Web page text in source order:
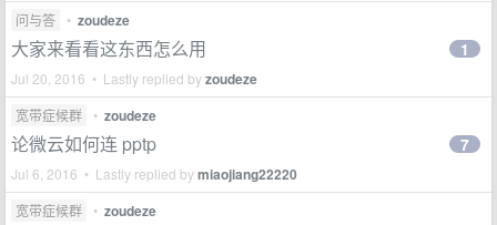
问与答 • zoudeze
大家来看看这东西怎么用
Jul 20, 2016 • Lastly replied byzoudeze
1
宽带症候群 • zoudeze
论微云如何连 pptp
Jul 6, 2016 • Lastly replied bymiaojiang22220
7
宽带症候群 • zoudeze